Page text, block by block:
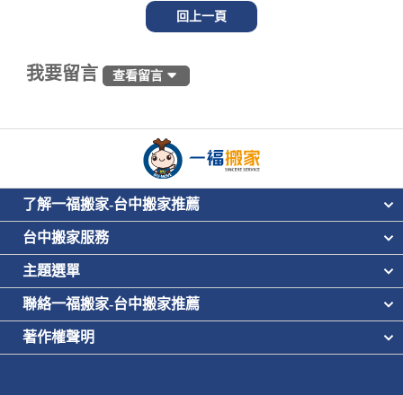
回上一頁
我要留言 查看留言
了解一福搬家-台中搬家推薦
台中搬家服務
主題選單
聯絡一福搬家-台中搬家推薦
著作權聲明